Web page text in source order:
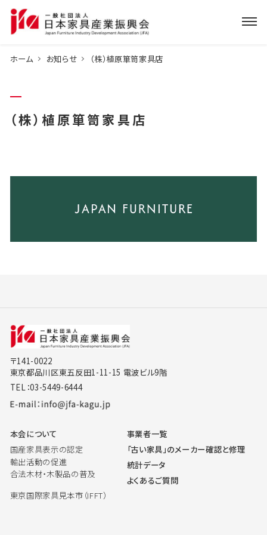
ホーム お知らせ （株）植原箪笥家具店
（株）植原箪笥家具店
〒141-0022
東京都品川区東五反田1-11-15 電波ビル9階
TEL：03-5449-6444
本会について
国産家具表示の認定
輸出活動の促進
合法木材・木製品の普及
東京国際家具見本市（IFFT）
事業者一覧
「古い家具」のメーカー確認と修理
統計データ
よくあるご質問